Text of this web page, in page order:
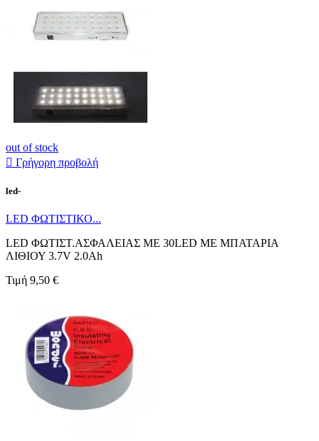
out of stock
 Γρήγορη προβολή
led-
LED ΦΩΤΙΣΤΙΚΟ...
LED ΦΩΤΙΣΤ.ΑΣΦΑΛΕΙΑΣ ΜΕ 30LED ΜΕ ΜΠΑΤΑΡΙΑ
ΛΙΘΙΟΥ 3.7V 2.0Ah
Τιμή 9,50 €